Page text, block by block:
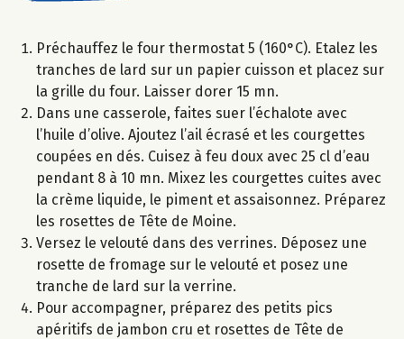
Préchauffez le four thermostat 5 (160°C). Etalez les
tranches de lard sur un papier cuisson et placez sur
la grille du four. Laisser dorer 15 mn.
Dans une casserole, faites suer l’échalote avec
l’huile d’olive. Ajoutez l’ail écrasé et les courgettes
coupées en dés. Cuisez à feu doux avec 25 cl d’eau
pendant 8 à 10 mn. Mixez les courgettes cuites avec
la crème liquide, le piment et assaisonnez. Préparez
les rosettes de Tête de Moine.
Versez le velouté dans des verrines. Déposez une
rosette de fromage sur le velouté et posez une
tranche de lard sur la verrine.
Pour accompagner, préparez des petits pics
apéritifs de jambon cru et rosettes de Tête de